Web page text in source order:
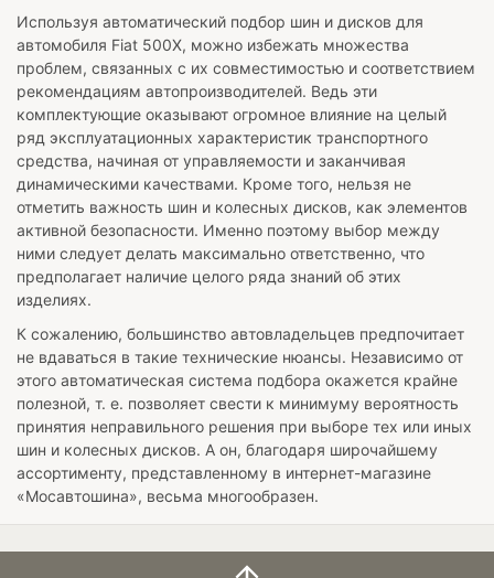
Используя автоматический подбор шин и дисков для
автомобиля Fiat 500X, можно избежать множества
проблем, связанных с их совместимостью и соответствием
рекомендациям автопроизводителей. Ведь эти
комплектующие оказывают огромное влияние на целый
ряд эксплуатационных характеристик транспортного
средства, начиная от управляемости и заканчивая
динамическими качествами. Кроме того, нельзя не
отметить важность шин и колесных дисков, как элементов
активной безопасности. Именно поэтому выбор между
ними следует делать максимально ответственно, что
предполагает наличие целого ряда знаний об этих
изделиях.
К сожалению, большинство автовладельцев предпочитает
не вдаваться в такие технические нюансы. Независимо от
этого автоматическая система подбора окажется крайне
полезной, т. е. позволяет свести к минимуму вероятность
принятия неправильного решения при выборе тех или иных
шин и колесных дисков. А он, благодаря широчайшему
ассортименту, представленному в интернет-магазине
«Мосавтошина», весьма многообразен.